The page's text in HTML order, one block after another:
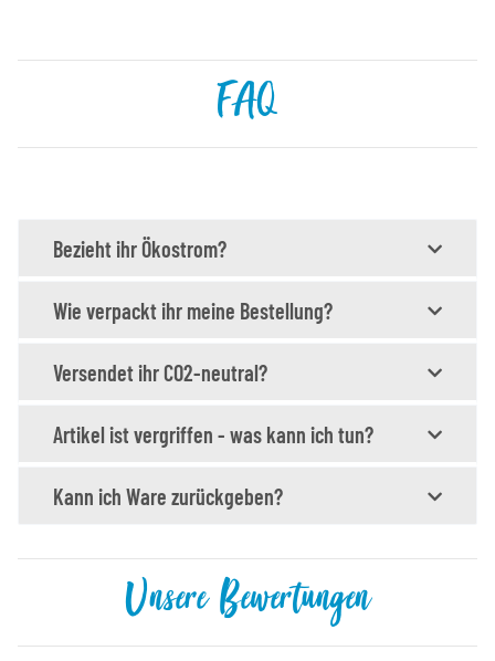
FAQ
Bezieht ihr Ökostrom?
Wie verpackt ihr meine Bestellung?
Versendet ihr CO2-neutral?
Artikel ist vergriffen - was kann ich tun?
Kann ich Ware zurückgeben?
Unsere Bewertungen